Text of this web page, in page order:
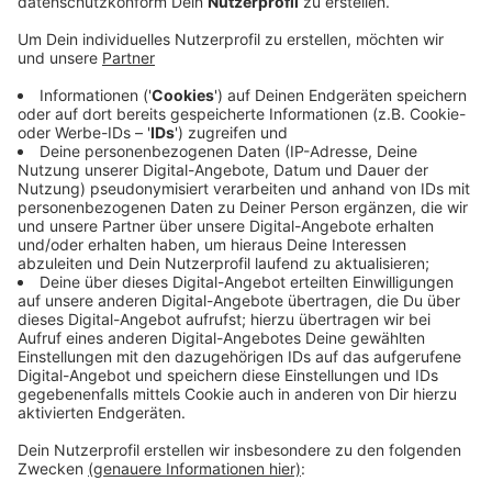
Maskenpflicht nicht eingehalten wird. Im Rathaus,
auf den Ämtern oder in anderen städtischen
Gebäuden gab es bisher keine Probleme, sagt die
Stadt. Manchmal komme es vor, dass Menschen
die Maske beim Betreten des Gebäudes zunächst
vergessen. Sie werden dann am Empfang darauf
hingewiesen. Auch in den Wuppertaler Geschäften
wird die Maskenpflicht ohne größere Probleme
eingehalten, sagt Handelsverband-
Geschäftsführer Ralf Engel. Allerdings merken
einige Modegeschäfte, dass die Kunden mit Maske
keine große Lust haben Kleidung anzuprobieren
oder sich im Spiegel zu betrachten.
Veröffentlicht: Freitag, 29.05.2020 05:49
Anzeige